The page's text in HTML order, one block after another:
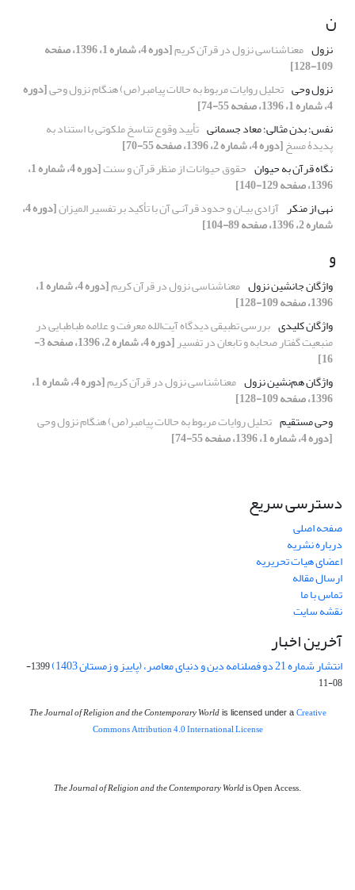
ن
نزول معناشناسی نزول در قرآن کریم [دوره 4، شماره 1، 1396، صفحه
109-128]
نزول وحی تحلیل روایات مربوط به حالات پیامبر(ص) هنگام نزول وحی[دوره
4، شماره 1، 1396، صفحه 55-74]
نفس؛ بدن مثالی؛ معاد جسمانی تأیید وقوع تناسخ ملکوتی با استناد به
پدیدۀ مسخ[دوره 4، شماره 2، 1396، صفحه 55-70]
نگاه قرآن به حیوان حقوق حیوانات از منظر قرآن و سنت [دوره 4، شماره 1،
1396، صفحه 129-140]
نهی از منکر آزادی بیـان و حدود قرآنـی آن با تأکید بر تفسیر المیزان [دوره 4،
شماره 2، 1396، صفحه 89-104]
و
واژگان جانشین نزول معناشناسی نزول در قرآن کریم [دوره 4، شماره 1،
1396، صفحه 109-128]
واژگان کلیدی بررسی تطبیقی دیدگاه آیت‌الله معرفت و علامه طباطبایی در
منبعیت گفتار صحابه و تابعان در تفسیر [دوره 4، شماره 2، 1396، صفحه 3-
16]
واژگان هم‌نشین نزول معناشناسی نزول در قرآن کریم [دوره 4، شماره 1،
1396، صفحه 109-128]
وحی‌ مستقیم تحلیل روایات مربوط به حالات پیامبر(ص) هنگام نزول وحی
[دوره 4، شماره 1، 1396، صفحه 55-74]
دسترسی سریع
صفحه اصلی
درباره نشریه
اعضای هیات تحریریه
ارسال مقاله
تماس با ما
نقشه سایت
آخرین اخبار
انتشار شماره 21 دو فصلنامه دین و دنیای معاصر، (پاییز و زمستان 1403)
1399-
08-11
The Journal of Religion and the Contemporary Worldis licensed under a Creative
Commons Attribution 4.0 International License
The Journal of Religion and the Contemporary Worldis Open Access.